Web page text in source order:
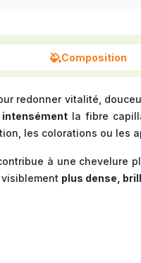
Composition
redonner vitalité,
intensément la fibre
les colorations ou les
à une chevelure
plus dense,